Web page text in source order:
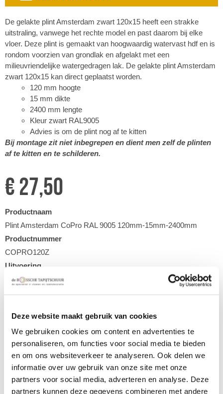
Deze website maakt gebruik van cookies
We gebruiken cookies om content en advertenties te
personaliseren, om functies voor social media te bieden
en om ons websiteverkeer te analyseren. Ook delen we
informatie over uw gebruik van onze site met onze
partners voor social media, adverteren en analyse. Deze
partners kunnen deze gegevens combineren met andere
De gelakte plint Amsterdam zwart 120x15 heeft een strakke
uitstraling, vanwege het rechte model en past daarom bij elke
vloer. Deze plint is gemaakt van hoogwaardig watervast hdf en is
rondom voorzien van grondlak en afgelakt met een
milieuvriendelijke watergedragen lak. De gelakte plint Amsterdam
zwart 120x15 kan direct geplaatst worden.
120 mm hoogte
15 mm dikte
2400 mm lengte
Kleur zwart RAL9005
Advies is om de plint nog af te kitten
Bij montage zit niet inbegrepen en dient men zelf de plinten
af te kitten en te schilderen.
€ 27,50
Productnaam
Plint Amsterdam CoPro RAL 9005 120mm-15mm-2400mm
Productnummer
COPRO120Z
Uitvoering
€ 27,50
Benodigde hoeveelheid (stuks):
stuks -€0,00